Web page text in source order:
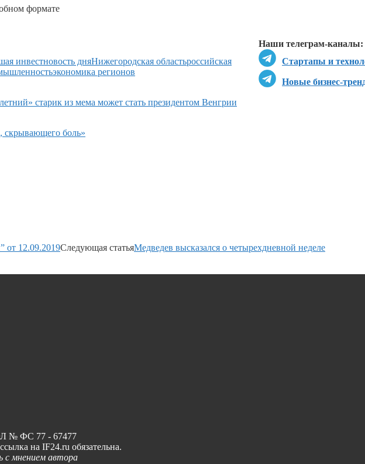
формате
Наши телеграм-каналы:
Стартапы и
Новые бизнес-
инвестновость дняНижегородская областьроссийская
экономика регионов
старик из мема может стать президентом Венгрии
скрывающего боль»
от 12.09.2019Следующая статьяМедведев высказался о четырехдневной неделе
№ ФС 77 - 67477
на IF24.ru обязательна.
с мнением автора